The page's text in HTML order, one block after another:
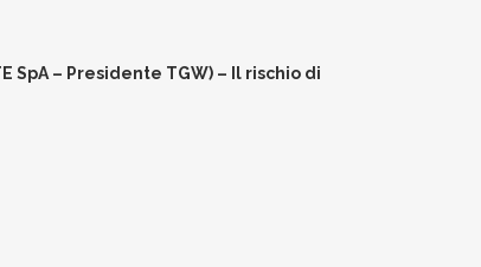
SpA – Presidente TGW) – Il rischio di